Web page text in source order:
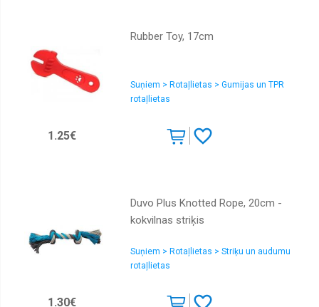
Rubber Toy, 17cm
Suņiem > Rotaļlietas > Gumijas un TPR
rotaļlietas
1.25€
Duvo Plus Knotted Rope, 20cm -
kokvilnas striķis
Suņiem > Rotaļlietas > Striķu un audumu
rotaļlietas
1.30€